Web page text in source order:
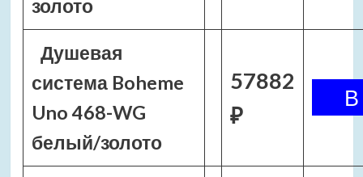
золото
Душевая
система Boheme
Uno 468-WG
белый/золото
57882
₽